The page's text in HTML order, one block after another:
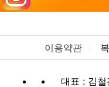
이용약관
대표 : 김철